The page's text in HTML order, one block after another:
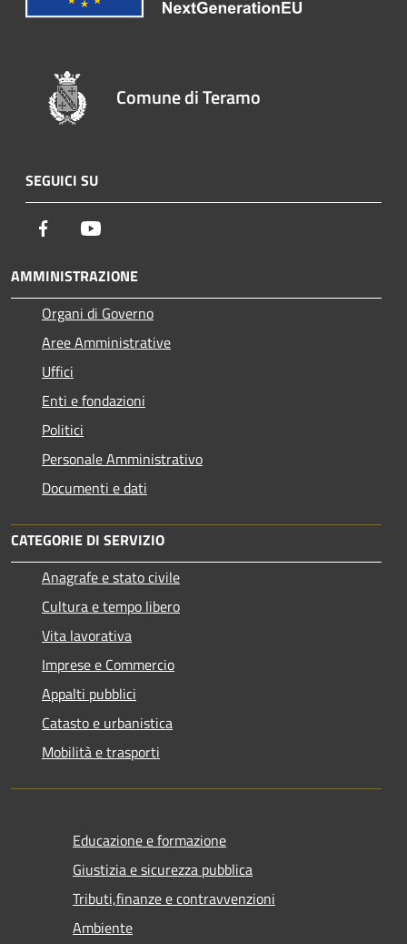
Comune di Teramo
SEGUICI SU
Facebook
AMMINISTRAZIONE
Organi di Governo
Aree Amministrative
Uffici
Enti e fondazioni
Politici
Personale Amministrativo
Documenti e dati
CATEGORIE DI SERVIZIO
Anagrafe e stato civile
Cultura e tempo libero
Vita lavorativa
Imprese e Commercio
Appalti pubblici
Catasto e urbanistica
Mobilità e trasporti
Educazione e formazione
Giustizia e sicurezza pubblica
Tributi,finanze e contravvenzioni
Ambiente